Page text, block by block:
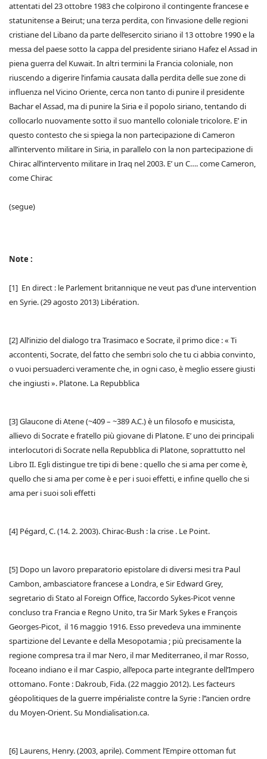
attentati del 23 ottobre 1983 che colpirono il contingente francese e
statunitense a Beirut; una terza perdita, con l’invasione delle regioni
cristiane del Libano da parte dell’esercito siriano il 13 ottobre 1990 e la
messa del paese sotto la cappa del presidente siriano Hafez el Assad in
piena guerra del Kuwait. In altri termini la Francia coloniale, non
riuscendo a digerire l’infamia causata dalla perdita delle sue zone di
influenza nel Vicino Oriente, cerca non tanto di punire il presidente
Bachar el Assad, ma di punire la Siria e il popolo siriano, tentando di
collocarlo nuovamente sotto il suo mantello coloniale tricolore. E’ in
questo contesto che si spiega la non partecipazione di Cameron
all’intervento militare in Siria, in parallelo con la non partecipazione di
Chirac all’intervento militare in Iraq nel 2003. E’ un C…. come Cameron,
come Chirac
(segue)
Note :
[1] En direct : le Parlement britannique ne veut pas d’une intervention
en Syrie. (29 agosto 2013) Libération.
[2] All’inizio del dialogo tra Trasimaco e Socrate, il primo dice : « Ti
accontenti, Socrate, del fatto che sembri solo che tu ci abbia convinto,
o vuoi persuaderci veramente che, in ogni caso, è meglio essere giusti
che ingiusti ». Platone. La Repubblica
[3] Glaucone di Atene (~409 – ~389 A.C.) è un filosofo e musicista,
allievo di Socrate e fratello più giovane di Platone. E’ uno dei principali
interlocutori di Socrate nella Repubblica di Platone, soprattutto nel
Libro II. Egli distingue tre tipi di bene : quello che si ama per come è,
quello che si ama per come è e per i suoi effetti, e infine quello che si
ama per i suoi soli effetti
[4] Pégard, C. (14. 2. 2003). Chirac-Bush : la crise . Le Point.
[5] Dopo un lavoro preparatorio epistolare di diversi mesi tra Paul
Cambon, ambasciatore francese a Londra, e Sir Edward Grey,
segretario di Stato al Foreign Office, l’accordo Sykes-Picot venne
concluso tra Francia e Regno Unito, tra Sir Mark Sykes e François
Georges-Picot, il 16 maggio 1916. Esso prevedeva una imminente
spartizione del Levante e della Mesopotamia ; più precisamente la
regione compresa tra il mar Nero, il mar Mediterraneo, il mar Rosso,
l’oceano indiano e il mar Caspio, all’epoca parte integrante dell’Impero
ottomano. Fonte : Dakroub, Fida. (22 maggio 2012). Les facteurs
géopolitiques de la guerre impérialiste contre la Syrie : l’’ancien ordre
du Moyen-Orient. Su Mondialisation.ca.
[6] Laurens, Henry. (2003, aprile). Comment l’Empire ottoman fut